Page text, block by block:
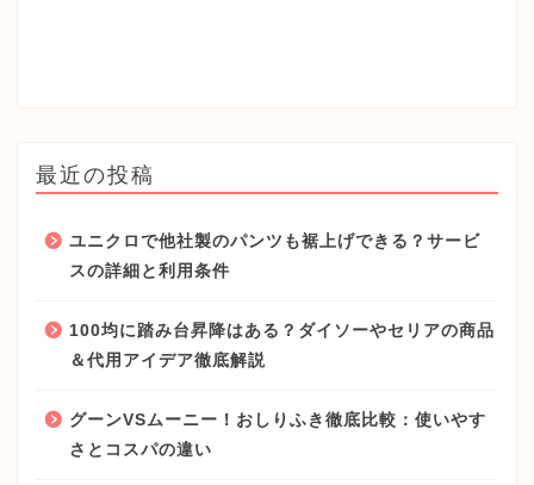
最近の投稿
ユニクロで他社製のパンツも裾上げできる？サービ
スの詳細と利用条件
100均に踏み台昇降はある？ダイソーやセリアの商品
＆代用アイデア徹底解説
グーンVSムーニー！おしりふき徹底比較：使いやす
さとコスパの違い